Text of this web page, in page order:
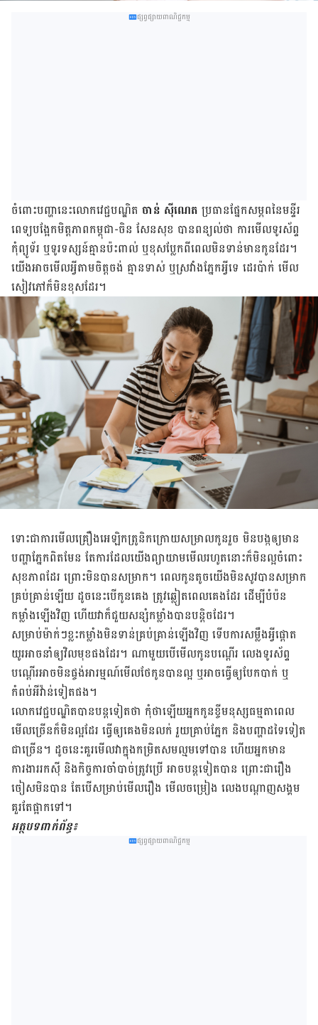
ផ្សព្វផ្សាយពាណិជ្ជកម្ម
ចំពោះ​បញ្ហា​នេះ​លោក​វេជ្ជបណ្ឌិត ចាន់ ស៊ីណេត ប្រធាន​ផ្នែក​សម្ភព​នៃ​មន្ទីរ
ពេទ្យ​បង្អែក​មិត្តភាព​កម្ពុជា-ចិន សែន​សុខ បាន​ពន្យល់​ថា ការ​មើល​ទូរស័ព្ទ
កុំព្យូទ័រ ឬ​ទូរទស្សន៍​គ្មាន​ប៉ះពាល់ ឬ​ខុស​ប្លែក​ពី​ពេល​មិន​ទាន់​មាន​កូន​ដែរ។
យើង​អាច​មើល​អ្វី​តាម​ចិត្ត​ចង់ គ្មាន​ទាស់ ឬ​ស្រវាំង​ភ្នែក​អ្វី​ទេ ដេរ​ប៉ាក់ មើល​
សៀវភៅ​ក៏មិន​ខុសដែរ។
ទោះជា​​ការ​មើល​គ្រឿង​អេឡិក​ត្រូនិក​​ក្រោយ​សម្រាល​កូន​រួច មិន​​បង្កឲ្យ​មាន​​
បញ្ហា​ភ្នែក​ពិត​មែន តែ​ការ​ដែល​យើង​ព្យាយាម​មើល​រហូត​នោះ​ក៏​មិន​ល្អ​ចំពោះ​
សុខភាព​ដែរ ព្រោះ​មិន​បាន​សម្រាក។ ពេល​កូន​តូច​យើង​មិន​សូវ​បាន​សម្រាក​
គ្រប់គ្រាន់​ឡើយ ដូចនេះ​បើ​កូន​គេង ត្រូវ​ឆ្លៀត​ពេល​គេង​ដែរ ដើម្បី​បំប៉ន​
កម្លាំង​ឡើង​វិញ ហើយ​វា​ក៏​ជួយ​សន្សំ​កម្លាំង​បាន​បន្តិច​ដែរ។
សម្រាប់​ម៉ាក់​ៗ​ខ្លះ​កម្លាំង​មិន​ទាន់​គ្រប់គ្រាន់​ឡើង​វិញ ទើប​ការ​សម្លឹង​អ្វី​ផ្ដោត​
យូរ​អាច​នាំឲ្យ​វិល​មុខ​ផង​ដែរ។ ណា​មួយ​បើ​មើល​កូន​បណ្ដើរ លេង​ទូរស័ព្ទ​
បណ្ដើរ​អាច​មិន​ផ្ចង់​អារម្មណ៍​មើល​ថែ​កូន​បាន​ល្អ ឬ​អាច​ធ្វើឲ្យ​បែកបាក់ ឬ​
កំពប់​អីវ៉ាន់​ទៀត​ផង។
លោក​វេជ្ជបណ្ឌិត​បាន​បន្ត​ទៀត​ថា កុំ​ថា​ឡើយ​អ្នក​កូន​ខ្ចី​មនុស្ស​ធម្មតា​ពេល​
មើល​ច្រើន​ក៏​មិន​ល្អ​ដែរ ធ្វើឲ្យ​គេង​មិន​លក់ រួយ​គ្រាប់ភ្នែក និង​បញ្ហា​ដទៃ​ទៀត​
ជាច្រើន។ ដូចនេះ​គួរ​មើល​វា​ក្នុង​កម្រិត​សម​ល្មម​ទៅ​បាន ហើយ​អ្នក​មាន​
ការងារ​រកស៊ី និង​កិច្ចការ​ចាំបាច់​ត្រូវ​ប្រើ អាច​បន្ត​ទៀត​បាន ព្រោះ​ជា​រឿង​
ចៀស​មិន​បាន តែ​បើ​សម្រាប់​មើល​រឿង មើល​ចម្រៀង លេង​បណ្ដាញ​សង្គម
គួរតែ​ផ្អាក​ទៅ។
អត្ថបទពាក់ព័ន្ធ៖
ផ្សព្វផ្សាយពាណិជ្ជកម្ម